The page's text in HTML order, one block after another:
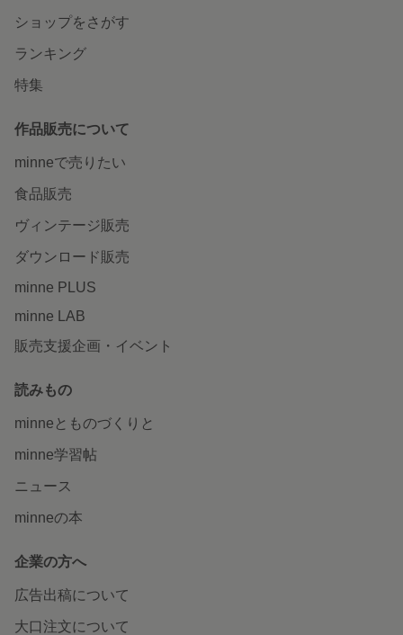
ショップをさがす
ランキング
特集
作品販売について
minneで売りたい
食品販売
ヴィンテージ販売
ダウンロード販売
minne PLUS
minne LAB
販売支援企画・イベント
読みもの
minneとものづくりと
minne学習帖
ニュース
minneの本
企業の方へ
広告出稿について
大口注文について